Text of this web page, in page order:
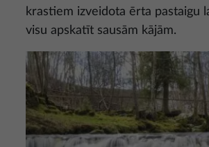
krastiem izveidota ērta pastaigu
visu apskatīt sausām kājām.
Attēls